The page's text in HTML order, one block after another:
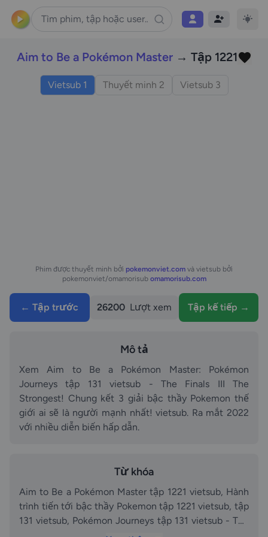
Aim to Be a Pokémon Master→ Tập 1221
Vietsub 1 Thuyết minh 2 Vietsub 3
Phim được thuyết minh bởi pokemonviet.com và vietsub bởi
pokemonviet/omamorisub omamorisub.com
← Tập trước 26200 Lượt xem Tập kế tiếp →
Mô tả
Xem Aim to Be a Pokémon Master: Pokémon
Journeys tập 131 vietsub - The Finals III The
Strongest! Chung kết 3 giải bậc thầy Pokemon thế
giới ai sẽ là người mạnh nhất! vietsub. Ra mắt 2022
với nhiều diễn biến hấp dẫn.
Từ khóa
Aim to Be a Pokémon Master tập 1221 vietsub, Hành
trình tiến tới bậc thầy Pokemon tập 1221 vietsub, tập
131 vietsub, Pokémon Journeys tập 131 vietsub - The